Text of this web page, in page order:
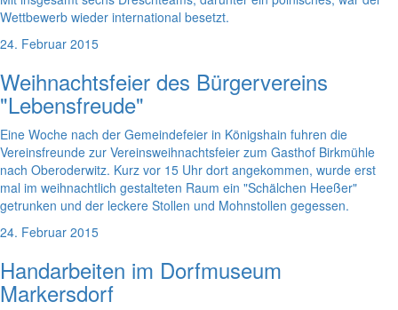
Wettbewerb wieder international besetzt.
24. Februar 2015
Weihnachtsfeier des Bürgervereins
"Lebensfreude"
Eine Woche nach der Gemeindefeier in Königshain fuhren die
Vereinsfreunde zur Vereinsweihnachtsfeier zum Gasthof Birkmühle
nach Oberoderwitz. Kurz vor 15 Uhr dort angekommen, wurde erst
mal im weihnachtlich gestalteten Raum ein "Schälchen Heeßer"
getrunken und der leckere Stollen und Mohnstollen gegessen.
24. Februar 2015
Handarbeiten im Dorfmuseum
Markersdorf